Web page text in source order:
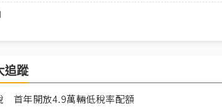
追蹤
首年開放4.9萬輛低稅率配額